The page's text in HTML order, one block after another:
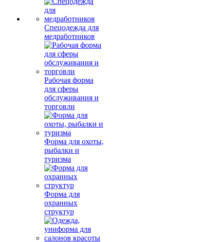
Спецодежда для
медработников
Рабочая форма
для сферы
обслуживания и
торговли
Форма для охоты,
рыбалки и
туризма
Форма для
охранных
структур